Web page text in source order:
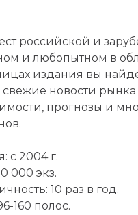
российской и
и любопытном в
издания вы
свежие новости
прогнозы и
с 2004 г.
000 экз.
10 раз в год.
160 полос.